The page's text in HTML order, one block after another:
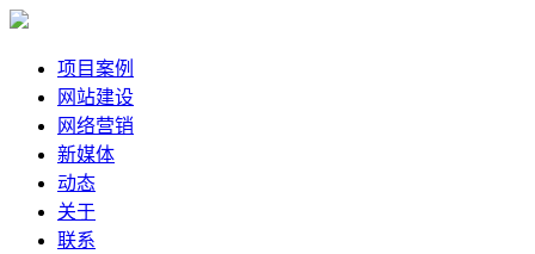
项目案例
网站建设
网络营销
新媒体
动态
关于
联系